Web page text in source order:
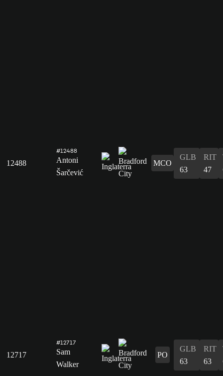
12488
#12488
Antoni
Šarčević
MCO
GLB
63
RIT
47
12717
#12717
Sam
Walker
PO
GLB
63
RIT
63